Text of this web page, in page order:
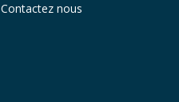
Contactez nous